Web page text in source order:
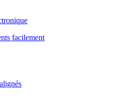
facilement